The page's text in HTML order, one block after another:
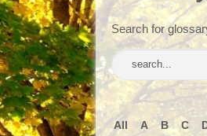
Search for
All A B C